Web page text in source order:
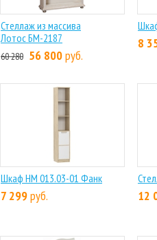
Стеллаж из массива
Лотос БМ-2187
60 280 56 800руб.
8
Шкаф НМ 013.03-01 Фанк
7 299руб. 12